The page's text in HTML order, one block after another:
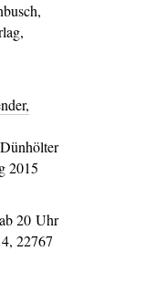
2015
20 Uhr
22767